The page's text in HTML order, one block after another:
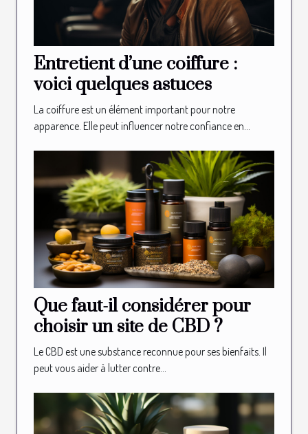
Entretient d’une coiffure :
voici quelques astuces
La coiffure est un élément important pour notre
apparence. Elle peut influencer notre confiance en...
Que faut-il considérer pour
choisir un site de CBD ?
Le CBD est une substance reconnue pour ses bienfaits. Il
peut vous aider à lutter contre...